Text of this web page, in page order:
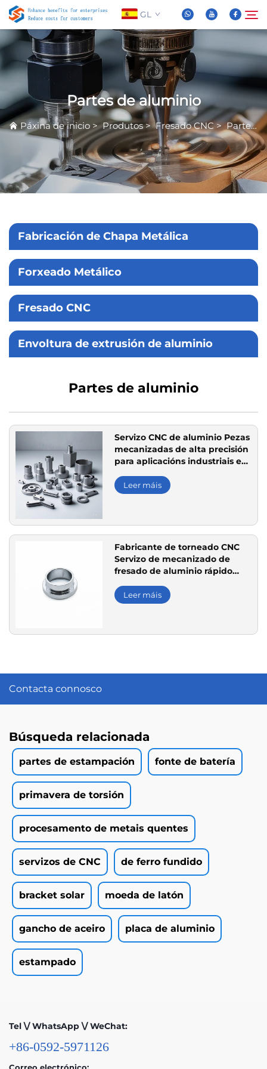
GL
Sobre Nós
Produtos
Preguntas Frequentes
Contáctenos
Buscar
Partes de aluminio
Páxina de inicio >Produtos>Fresado CNC>Partes de aluminio
Fabricación de Chapa Metálica
Forxeado Metálico
Fresado CNC
Envoltura de extrusión de aluminio
Partes de aluminio
Servizo CNC de aluminio Pezas
mecanizadas de alta precisión
para aplicacións industriais e
Leer máis
Fabricante de torneado CNC
Servizo de mecanizado de
fresado de aluminio rápido
Leer máis
Contacta connosco
Búsqueda relacionada
partes de estampación fonte de batería
primavera de torsión
procesamento de metais quentes
servizos de CNC de ferro fundido
bracket solar moeda de latón
gancho de aceiro placa de aluminio
estampado
Tel \/ WhatsApp \/ WeChat:
+86-0592-5971126